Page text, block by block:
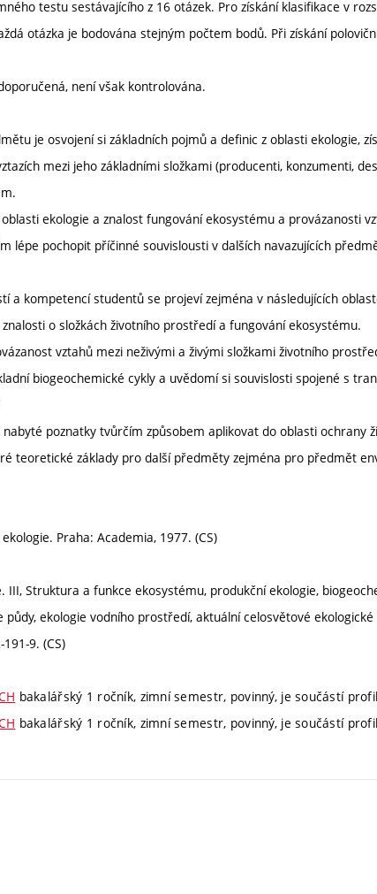
testu sestávajícího z 16 otázek. Pro získání klasifikace v
otázka je bodována stejným počtem bodů. Při získání
není však kontrolována.
je osvojení si základních pojmů a definic z oblasti ekologie,
mezi jeho základními složkami (producenti, konzumenti,
ekologie a znalost fungování ekosystému a provázanosti
lépe pochopit příčinné souvislousti v dalších navazujících
a kompetencí studentů se projeví zejména v následujících
o složkách životního prostředí a fungování ekosystému.
vztahů mezi neživými a živými složkami životního
biogeochemické cykly a uvědomí si souvislosti spojené s
poznatky tvůrčím způsobem aplikovat do oblasti ochrany
teoretické základy pro další předměty zejména pro předmět
Praha: Academia, 1977. (CS)
III, Struktura a funkce ekosystému, produkční ekologie,
půdy, ekologie vodního prostředí, aktuální celosvětové
191-9. (CS)
bakalářský 1 ročník, zimní semestr, povinný, je součástí
bakalářský 1 ročník, zimní semestr, povinný, je součástí